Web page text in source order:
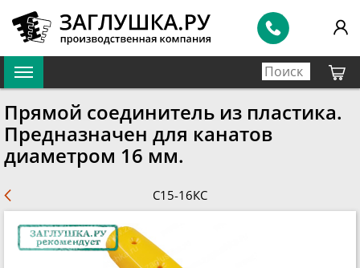
Прямой соединитель из пластика.
Предназначен для канатов
диаметром 16 мм.
С15-16КС